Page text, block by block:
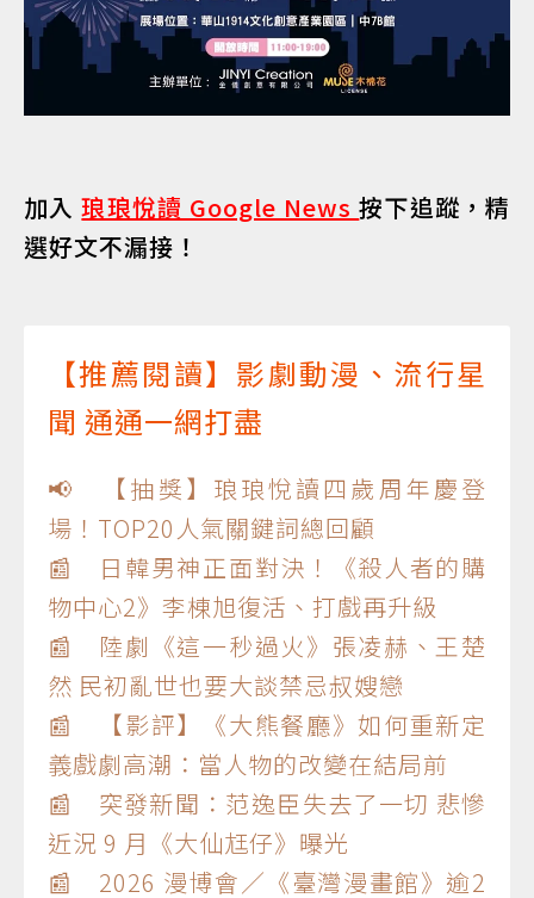
加入琅琅悅讀 Google News按下追蹤，精
選好文不漏接！
【推薦閱讀】影劇動漫、流行星
聞 通通一網打盡
📢 【抽獎】琅琅悅讀四歲周年慶登
場！TOP20人氣關鍵詞總回顧
📰 日韓男神正面對決！《殺人者的購
物中心2》李棟旭復活、打戲再升級
📰 陸劇《這一秒過火》張凌赫、王楚
然 民初亂世也要大談禁忌叔嫂戀
📰 【影評】《大熊餐廳》如何重新定
義戲劇高潮：當人物的改變在結局前
📰 突發新聞：范逸臣失去了一切 悲慘
近況 9 月《大仙尪仔》曝光
📰 2026 漫博會／《臺灣漫畫館》逾2